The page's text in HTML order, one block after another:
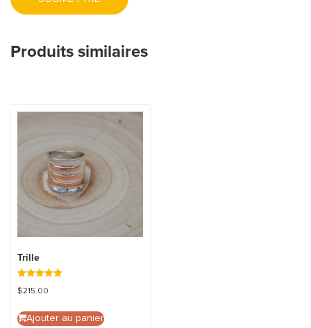
Produits similaires
Trille
Note
5.00
$215.00
Ajouter au panier